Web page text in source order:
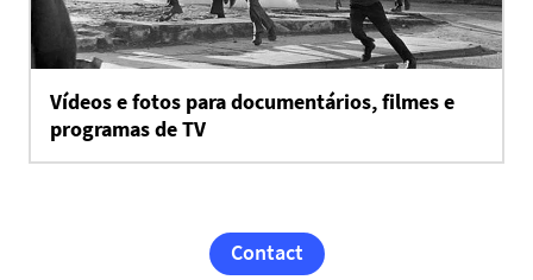
Vídeos e fotos para documentários, filmes e
programas de TV
Contact